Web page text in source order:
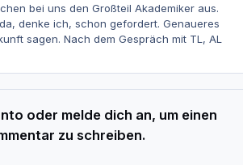
bei uns den Großteil Akademiker aus.
denke ich, schon gefordert. Genaueres
sagen. Nach dem Gespräch mit TL, AL
oder melde dich an, um einen
zu schreiben.